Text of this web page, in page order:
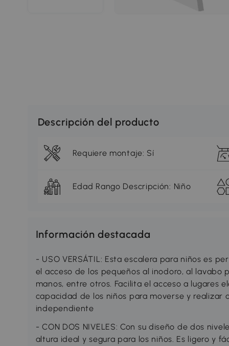
Descripción del producto
Requiere montaje: Sí
Edad Rango Descripción: Niño
Información destacada
- USO VERSÁTIL: Esta escalera para niños es
el acceso de los pequeños al inodoro, al lavabo
manos, entre otros. Facilita el acceso a lugares
capacidad de los niños para moverse y realizar
independiente
- CON DOS NIVELES: Con su diseño de dos
altura ideal y segura para los niños. Es ligero y